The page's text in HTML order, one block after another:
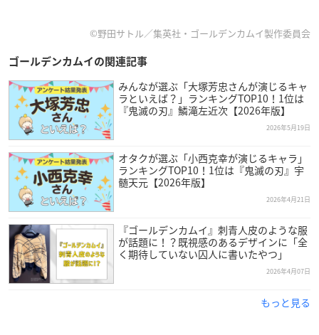
©野田サトル／集英社・ゴールデンカムイ製作委員会
ゴールデンカムイの関連記事
みんなが選ぶ「大塚芳忠さんが演じるキャ
ラといえば？」ランキングTOP10！1位は
『鬼滅の刃』鱗滝左近次【2026年版】
2026年5月19日
オタクが選ぶ「小西克幸が演じるキャラ」
ランキングTOP10！1位は『鬼滅の刃』宇
髄天元【2026年版】
2026年4月21日
『ゴールデンカムイ』刺青人皮のような服
が話題に！？既視感のあるデザインに「全
く期待していない囚人に書いたやつ」
2026年4月07日
もっと見る